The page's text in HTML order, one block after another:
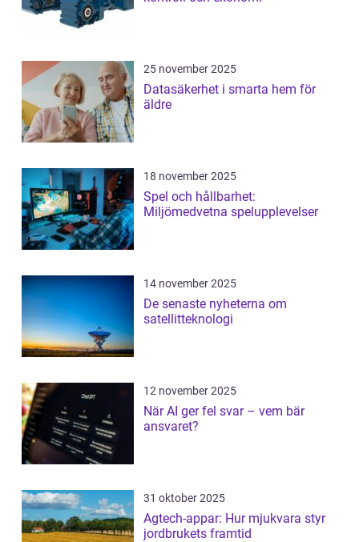
25 november 2025
Datasäkerhet i smarta hem för
äldre
18 november 2025
Spel och hållbarhet:
Miljömedvetna spelupplevelser
14 november 2025
De senaste nyheterna om
satellitteknologi
12 november 2025
När AI ger fel svar – vem bär
ansvaret?
31 oktober 2025
Agtech-appar: Hur mjukvara styr
jordbrukets framtid